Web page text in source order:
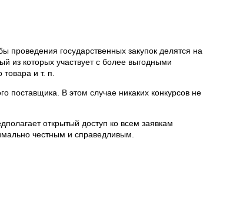
проведения государственных закупок делятся на
из которых участвует с более выгодными
и т. п.
поставщика. В этом случае никаких конкурсов не
открытый доступ ко всем заявкам
честным и справедливым.